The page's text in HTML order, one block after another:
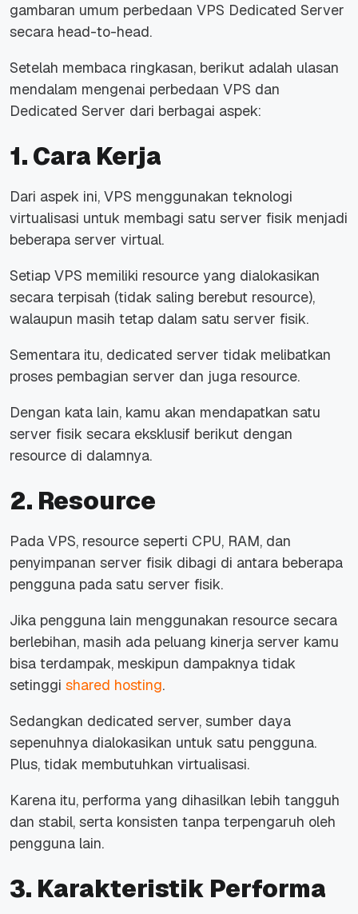
gambaran umum perbedaan VPS Dedicated Server
secara head-to-head.
Setelah membaca ringkasan, berikut adalah ulasan
mendalam mengenai perbedaan VPS dan
Dedicated Server dari berbagai aspek:
1. Cara Kerja
Dari aspek ini, VPS menggunakan teknologi
virtualisasi untuk membagi satu server fisik menjadi
beberapa server virtual.
Setiap VPS memiliki resource yang dialokasikan
secara terpisah (tidak saling berebut resource),
walaupun masih tetap dalam satu server fisik.
Sementara itu, dedicated server tidak melibatkan
proses pembagian server dan juga resource.
Dengan kata lain, kamu akan mendapatkan satu
server fisik secara eksklusif berikut dengan
resource di dalamnya.
2. Resource
Pada VPS, resource seperti CPU, RAM, dan
penyimpanan server fisik dibagi di antara beberapa
pengguna pada satu server fisik.
Jika pengguna lain menggunakan resource secara
berlebihan, masih ada peluang kinerja server kamu
bisa terdampak, meskipun dampaknya tidak
setinggi shared hosting.
Sedangkan dedicated server, sumber daya
sepenuhnya dialokasikan untuk satu pengguna.
Plus, tidak membutuhkan virtualisasi.
Karena itu, performa yang dihasilkan lebih tangguh
dan stabil, serta konsisten tanpa terpengaruh oleh
pengguna lain.
3. Karakteristik Performa